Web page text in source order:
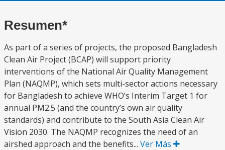
Resumen*
As part of a series of projects, the proposed Bangladesh
Clean Air Project (BCAP) will support priority
interventions of the National Air Quality Management
Plan (NAQMP), which sets multi-sector actions necessary
for Bangladesh to achieve WHO’s Interim Target 1 for
annual PM2.5 (and the country’s own air quality
standards) and contribute to the South Asia Clean Air
Vision 2030. The NAQMP recognizes the need of an
airshed approach and the benefits... Ver Más